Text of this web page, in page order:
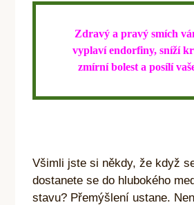
Zdravý a pravý smích
vyplaví endorfiny, sníží
zmírní bolest a posílí
Všimli jste si někdy, že když
dostanete se do hlubokého
stavu? Přemýšlení ustane.